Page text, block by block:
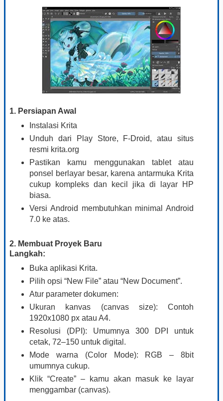
1. Persiapan Awal
Instalasi Krita
Unduh dari Play Store, F-Droid, atau situs
resmi krita.org
Pastikan kamu menggunakan tablet atau
ponsel berlayar besar, karena antarmuka Krita
cukup kompleks dan kecil jika di layar HP
biasa.
Versi Android membutuhkan minimal Android
7.0 ke atas.
2. Membuat Proyek Baru
Langkah:
Buka aplikasi Krita.
Pilih opsi “New File” atau “New Document”.
Atur parameter dokumen:
Ukuran kanvas (canvas size): Contoh
1920x1080 px atau A4.
Resolusi (DPI): Umumnya 300 DPI untuk
cetak, 72–150 untuk digital.
Mode warna (Color Mode): RGB – 8bit
umumnya cukup.
Klik “Create” – kamu akan masuk ke layar
menggambar (canvas).